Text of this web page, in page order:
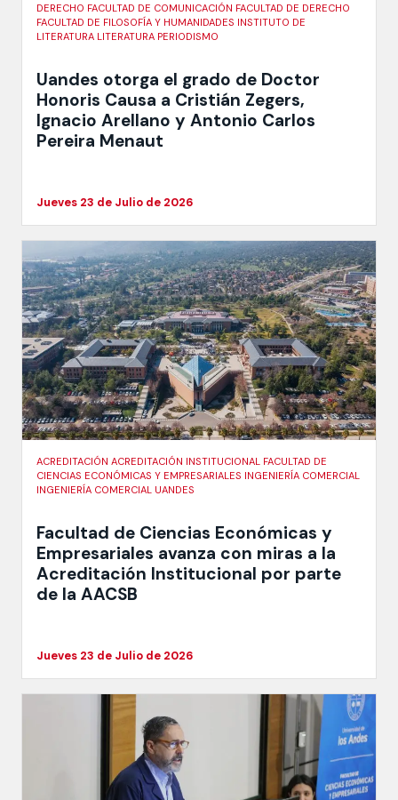
DERECHO FACULTAD DE COMUNICACIÓN FACULTAD DE DERECHO
FACULTAD DE FILOSOFÍA Y HUMANIDADES INSTITUTO DE
LITERATURA LITERATURA PERIODISMO
Uandes otorga el grado de Doctor
Honoris Causa a Cristián Zegers,
Ignacio Arellano y Antonio Carlos
Pereira Menaut
Jueves 23 de Julio de 2026
ACREDITACIÓN ACREDITACIÓN INSTITUCIONAL FACULTAD DE
CIENCIAS ECONÓMICAS Y EMPRESARIALES INGENIERÍA COMERCIAL
INGENIERÍA COMERCIAL UANDES
Facultad de Ciencias Económicas y
Empresariales avanza con miras a la
Acreditación Institucional por parte
de la AACSB
Jueves 23 de Julio de 2026